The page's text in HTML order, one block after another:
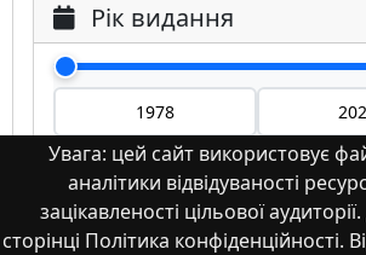
Увага: цей сайт використовує
аналітики відвідуваності
зацікавленості цільової
сторінці Політика конфіденційності.
Рік видання
Мова